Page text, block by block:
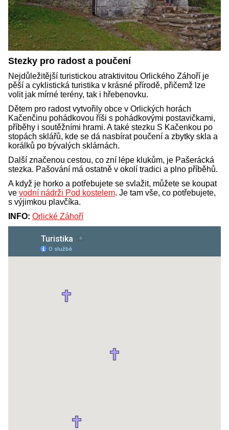
Stezky pro radost a poučení
Nejdůležitější turistickou atraktivitou Orlického Záhoří je
pěší a cyklistická turistika v krásné přírodě, přičemž lze
volit jak mírné terény, tak i hřebenovku.
Dětem pro radost vytvořily obce v Orlických horách
Kačenčinu pohádkovou říši s pohádkovými postavičkami,
příběhy i soutěžními hrami. A také stezku S Kačenkou po
stopách sklářů, kde se dá nasbírat poučení a zbytky skla a
korálků po bývalých sklárnách.
Další značenou cestou, co zní lépe klukům, je Pašerácká
stezka. Pašování má ostatně v okolí tradici a plno příběhů.
A když je horko a potřebujete se svlažit, můžete se koupat
ve vodní nádrži Pod kostelem. Je tam vše, co potřebujete,
s výjimkou plavčíka.
INFO: Orlické Záhoří